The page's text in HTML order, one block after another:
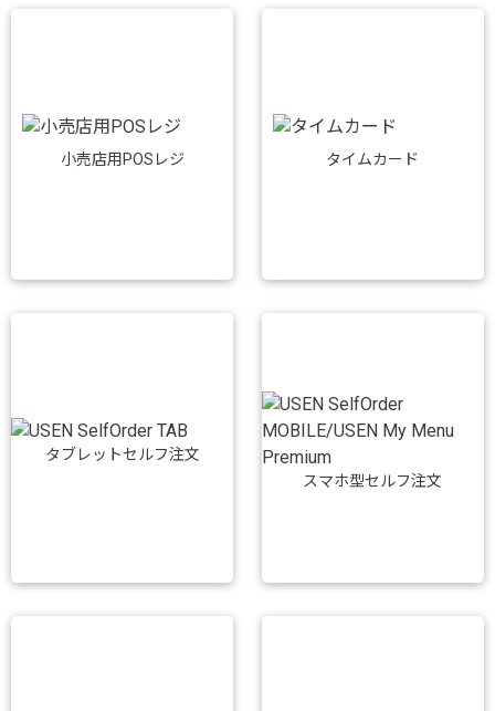
小売店用POSレジ タイムカード
タブレットセルフ注文
スマホ型セルフ注文